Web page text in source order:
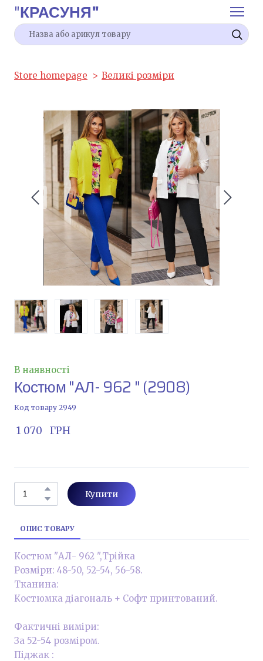
"КРАСУНЯ"
Store homepage Великі розміри
В наявності
Костюм "АЛ- 962 "(2908)
Код товару 2949
1 070   ГРН
Купити
ОПИС ТОВАРУ
Костюм "АЛ- 962 ",Трійка
Розміри: 48-50, 52-54, 56-58.
Тканина:
Костюмка діагональ + Софт принтований.
Фактичні виміри:
За 52-54 розміром.
Піджак :